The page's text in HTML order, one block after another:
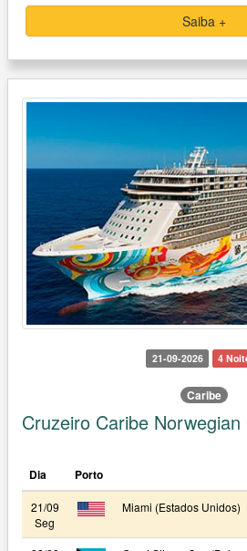
Saiba +
21-09-2026 4
Caribe
Cruzeiro Caribe
Dia Porto
21/09
Seg
Miami (Estados Unidos)